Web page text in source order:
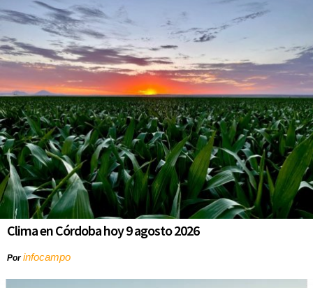
Clima en Córdoba hoy 9 agosto 2026
Porinfocampo